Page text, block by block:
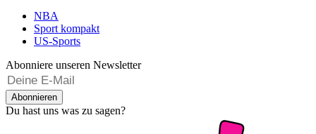
NBA
Sport kompakt
US-Sports
Abonniere unseren Newsletter
Abonnieren
Du hast uns was zu sagen?